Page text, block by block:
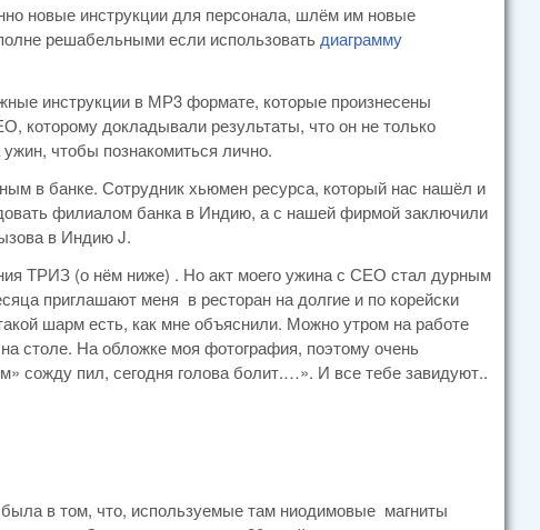
новые инструкции для персонала, шлём им новые
решабельными если использовать диаграмму
инструкции в МР3 формате, которые произнесены
которому докладывали результаты, что он не только
чтобы познакомиться лично.
в банке. Сотрудник хьюмен ресурса, который нас нашёл и
филиалом банка в Индию, а с нашей фирмой заключили
в Индию J.
ТРИЗ (о нём ниже) . Но акт моего ужина с СЕО стал дурным
приглашают меня в ресторан на долгие и по корейски
шарм есть, как мне объяснили. Можно утром на работе
столе. На обложке моя фотография, поэтому очень
сожду пил, сегодня голова болит.…». И все тебе завидуют..
в том, что, используемые там ниодимовые магниты